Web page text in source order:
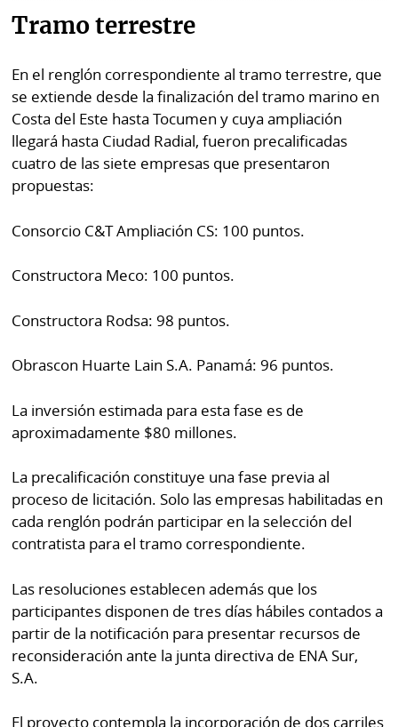
Tramo terrestre
En el renglón correspondiente al tramo terrestre, que
se extiende desde la finalización del tramo marino en
Costa del Este hasta Tocumen y cuya ampliación
llegará hasta Ciudad Radial, fueron precalificadas
cuatro de las siete empresas que presentaron
propuestas:
Consorcio C&T Ampliación CS: 100 puntos.
Constructora Meco: 100 puntos.
Constructora Rodsa: 98 puntos.
Obrascon Huarte Lain S.A. Panamá: 96 puntos.
La inversión estimada para esta fase es de
aproximadamente $80 millones.
La precalificación constituye una fase previa al
proceso de licitación. Solo las empresas habilitadas en
cada renglón podrán participar en la selección del
contratista para el tramo correspondiente.
Las resoluciones establecen además que los
participantes disponen de tres días hábiles contados a
partir de la notificación para presentar recursos de
reconsideración ante la junta directiva de ENA Sur,
S.A.
El proyecto contempla la incorporación de dos carriles